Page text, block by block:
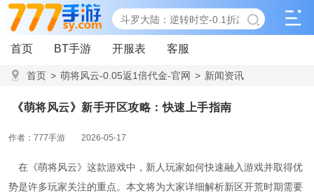
首页 BT手游 开服表 客服
首页 > 萌将风云-0.05返1倍代金-官网 > 新闻资讯
《萌将风云》新手开区攻略：快速上手指南
作者：777手游 2026-05-17
在《萌将风云》这款游戏中，新人玩家如何快速融入游戏并取得优
势是许多玩家关注的重点。本文将为大家详细解析新区开荒时期需要